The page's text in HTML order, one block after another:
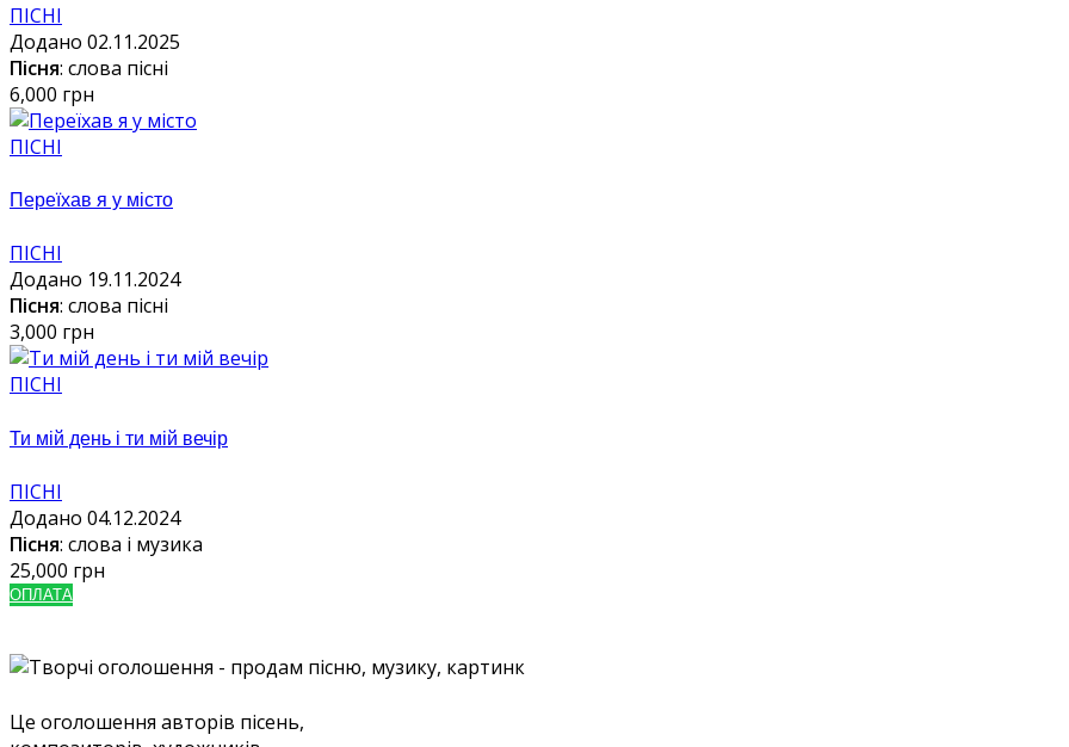
ПІСНІ
Додано 02.11.2025
Пісня: слова пісні
6,000 грн
ПІСНІ
Переїхав я у місто
ПІСНІ
Додано 19.11.2024
Пісня: слова пісні
3,000 грн
ПІСНІ
Ти мій день і ти мій вечір
ПІСНІ
Додано 04.12.2024
Пісня: слова і музика
25,000 грн
ОПЛАТА
Це оголошення авторів пісень,